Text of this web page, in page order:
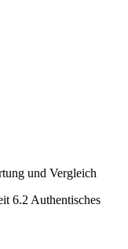
und Vergleich
6.2 Authentisches